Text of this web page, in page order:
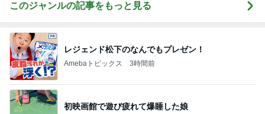
このジャンルの記事をもっと見る
レジェンド松下のなんでもプレゼン！
Amebaトピックス 3時間前
初映画館で遊び疲れて爆睡した娘